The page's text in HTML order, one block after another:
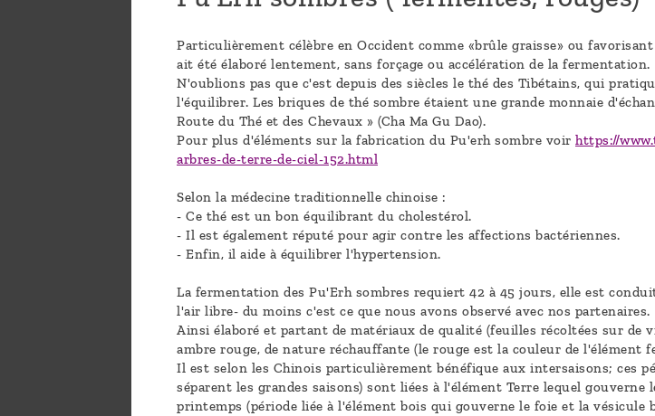
Particulièrement célèbre en Occident comme «brûle graisse» ou
ait été élaboré lentement, sans forçage ou accélération de la fermentation.
N'oublions pas que c'est depuis des siècles le thé des Tibétains, qui
l'équilibrer. Les briques de thé sombre étaient une grande monnaie
Route du Thé et des Chevaux » (Cha Ma Gu Dao).
Pour plus d'éléments sur la fabrication du Pu'erh sombre voir https://
arbres-de-terre-de-ciel-152.html
Selon la médecine traditionnelle chinoise :
- Ce thé est un bon équilibrant du cholestérol.
- Il est également réputé pour agir contre les affections bactériennes.
- Enfin, il aide à équilibrer l'hypertension.
La fermentation des Pu'Erh sombres requiert 42 à 45 jours, elle est
l'air libre- du moins c'est ce que nous avons observé avec nos partenaires.
Ainsi élaboré et partant de matériaux de qualité (feuilles récoltées sur de
ambre rouge, de nature réchauffante (le rouge est la couleur de l'élément
Il est selon les Chinois particulièrement bénéfique aux intersaisons; ces
séparent les grandes saisons) sont liées à l'élément Terre lequel
printemps (période liée à l'élément bois qui gouverne le foie et la vésicule